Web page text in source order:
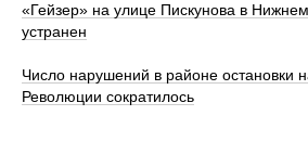
«Гейзер» на улице Пискунова в
устранен
Число нарушений в районе остановки
Революции сократилось